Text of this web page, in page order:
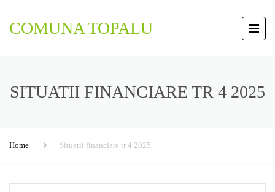
COMUNA TOPALU
SITUATII FINANCIARE TR 4 2025
Home Situatii financiare tr 4 2025